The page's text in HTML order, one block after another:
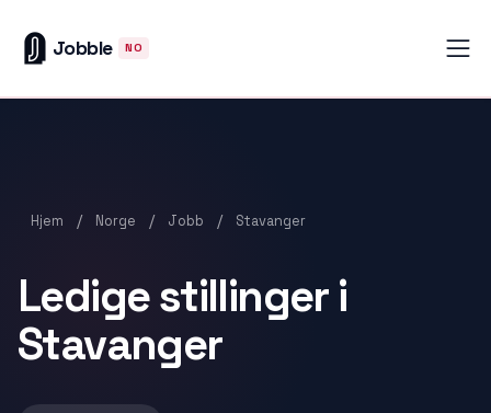
Jobble NO
Hjem / Norge / Jobb / Stavanger
Ledige stillinger i
Stavanger